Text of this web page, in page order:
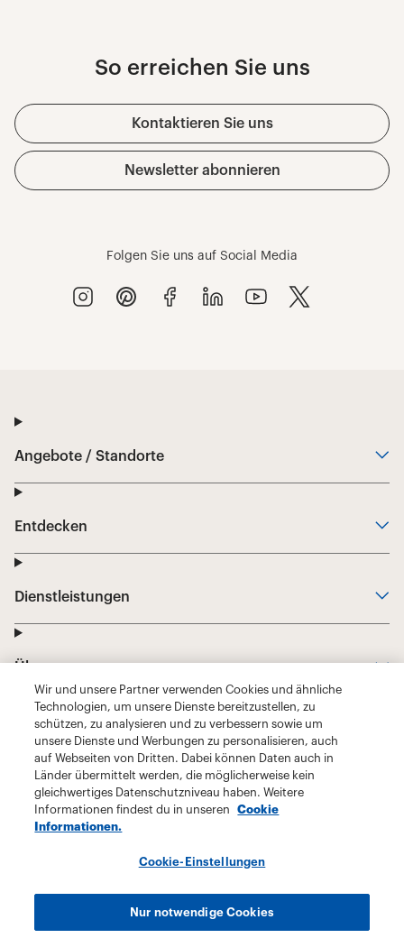
Wir und unsere Partner verwenden Cookies und ähnliche
Technologien, um unsere Dienste bereitzustellen, zu
schützen, zu analysieren und zu verbessern sowie um
unsere Dienste und Werbungen zu personalisieren, auch
auf Webseiten von Dritten. Dabei können Daten auch in
Länder übermittelt werden, die möglicherweise kein
gleichwertiges Datenschutzniveau haben. Weitere
Informationen findest du in unseren
Cookie
Informationen.
Cookie-Einstellungen
Nur notwendige Cookies